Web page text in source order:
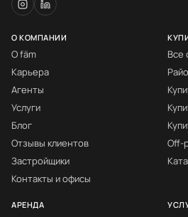
О КОМПАНИИ
О fäm
Карьера
Агенты
Услуги
Блог
Отзывы клиентов
Застройщики
Контакты и офисы
Все
Off-
АРЕНДА